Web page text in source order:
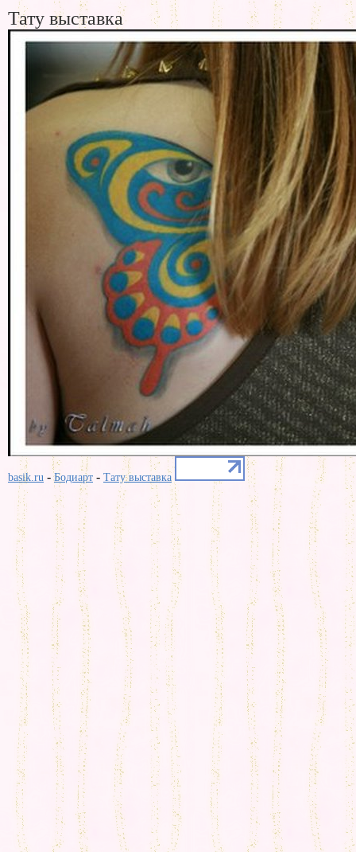
Тату выставка
basik.ru -Бодиарт - Тату выставка